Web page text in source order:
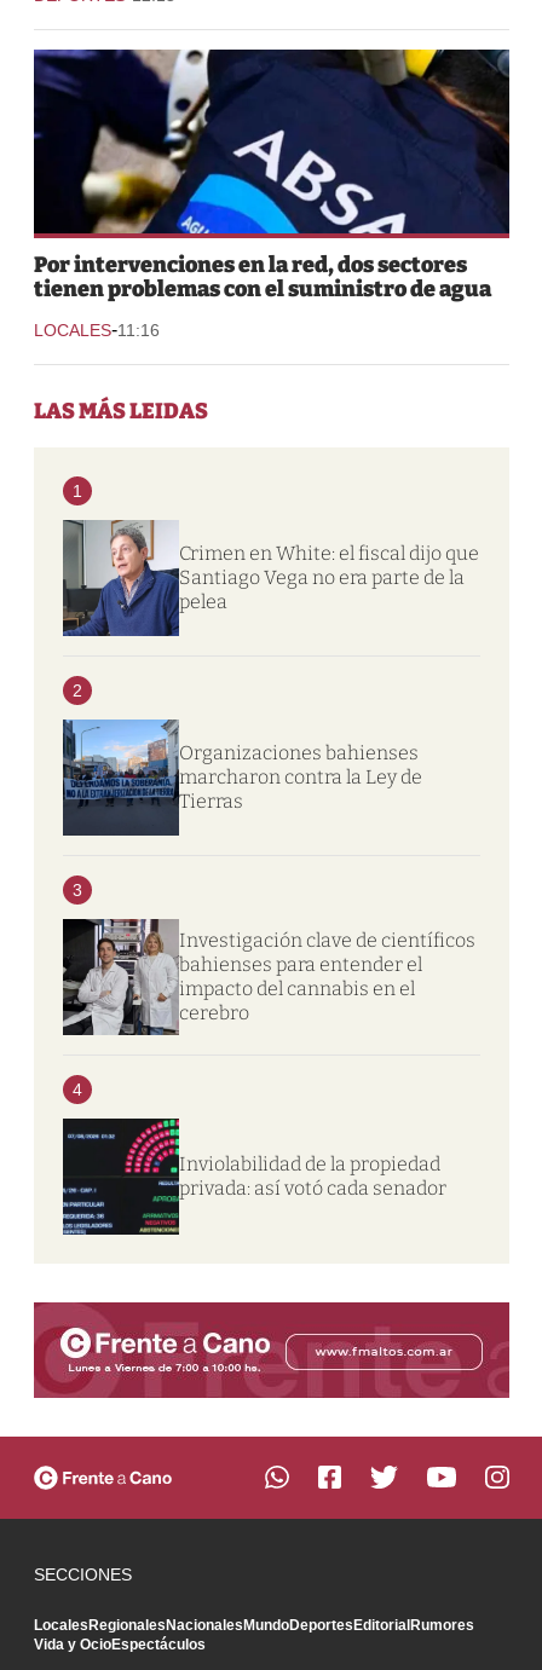
Por intervenciones en la red, dos sectores
tienen problemas con el suministro de agua
LOCALES-11:16
LAS MÁS LEIDAS
1
Crimen en White: el fiscal dijo que
Santiago Vega no era parte de la
pelea
2
Organizaciones bahienses
marcharon contra la Ley de
Tierras
3
Investigación clave de científicos
bahienses para entender el
impacto del cannabis en el
cerebro
4
Inviolabilidad de la propiedad
privada: así votó cada senador
SECCIONES
LocalesRegionalesNacionalesMundoDeportesEditorialRumores
Vida y OcioEspectáculos